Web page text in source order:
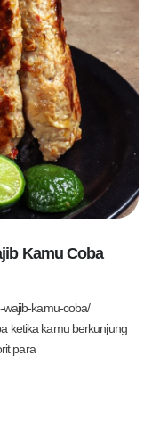
Kamu Coba
kamu-coba/
ketika kamu berkunjung
para